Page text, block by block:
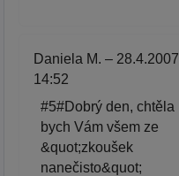
Daniela M. – 28.4.2007
14:52
#5#Dobrý den, chtěla
bych Vám všem ze
&quot;zkoušek
nanečisto&quot;